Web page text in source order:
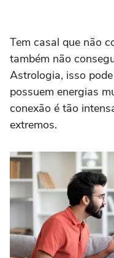
Tem casal que não
também não
Astrologia, isso
possuem energias
conexão é tão
extremos.